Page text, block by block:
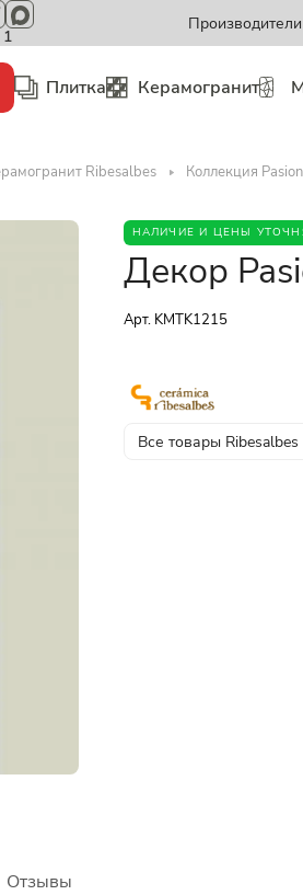
Производители
Плитка Керамогранит
Ribesalbes Коллекция
НАЛИЧИЕ И ЦЕНЫ
Декор
Арт. KMTK1215
Все товары Ribesalbes
Отзывы